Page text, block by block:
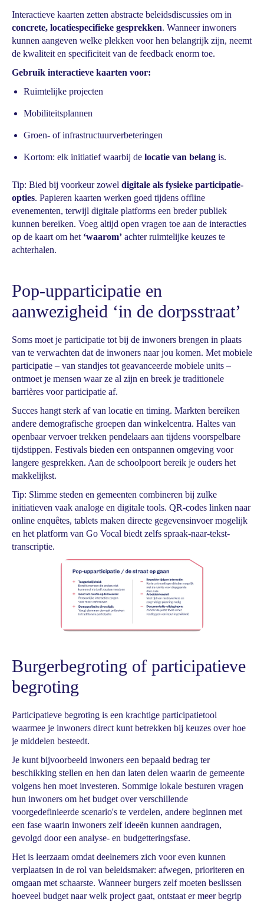
Interactieve kaarten zetten abstracte beleidsdiscussies om in
concrete, locatiespecifieke gesprekken. Wanneer inwoners
kunnen aangeven welke plekken voor hen belangrijk zijn, neemt
de kwaliteit en specificiteit van de feedback enorm toe.
Gebruik interactieve kaarten voor:
Ruimtelijke projecten
Mobiliteitsplannen
Groen- of infrastructuurverbeteringen
Kortom: elk initiatief waarbij de locatie van belang is.
Tip: Bied bij voorkeur zowel digitale als fysieke participatie-
opties. Papieren kaarten werken goed tijdens offline
evenementen, terwijl digitale platforms een breder publiek
kunnen bereiken. Voeg altijd open vragen toe aan de interacties
op de kaart om het ‘waarom’ achter ruimtelijke keuzes te
achterhalen.
Pop-upparticipatie en
aanwezigheid ‘in de dorpsstraat’
Soms moet je participatie tot bij de inwoners brengen in plaats
van te verwachten dat de inwoners naar jou komen. Met mobiele
participatie – van standjes tot geavanceerde mobiele units –
ontmoet je mensen waar ze al zijn en breek je traditionele
barrières voor participatie af.
Succes hangt sterk af van locatie en timing. Markten bereiken
andere demografische groepen dan winkelcentra. Haltes van
openbaar vervoer trekken pendelaars aan tijdens voorspelbare
tijdstippen. Festivals bieden een ontspannen omgeving voor
langere gesprekken. Aan de schoolpoort bereik je ouders het
makkelijkst.
Tip: Slimme steden en gemeenten combineren bij zulke
initiatieven vaak analoge en digitale tools. QR-codes linken naar
online enquêtes, tablets maken directe gegevensinvoer mogelijk
en het platform van Go Vocal biedt zelfs spraak-naar-tekst-
transcriptie.
Burgerbegroting of participatieve
begroting
Participatieve begroting is een krachtige participatietool
waarmee je inwoners direct kunt betrekken bij keuzes over hoe
je middelen besteedt.
Je kunt bijvoorbeeld inwoners een bepaald bedrag ter
beschikking stellen en hen dan laten delen waarin de gemeente
volgens hen moet investeren. Sommige lokale besturen vragen
hun inwoners om het budget over verschillende
voorgedefinieerde scenario's te verdelen, andere beginnen met
een fase waarin inwoners zelf ideeën kunnen aandragen,
gevolgd door een analyse- en budgetteringsfase.
Het is leerzaam omdat deelnemers zich voor even kunnen
verplaatsen in de rol van beleidsmaker: afwegen, prioriteren en
omgaan met schaarste. Wanneer burgers zelf moeten beslissen
hoeveel budget naar welk project gaat, ontstaat er meer begrip